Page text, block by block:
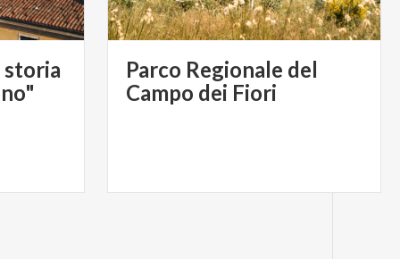
storia
Parco Regionale del
Campo dei Fiori